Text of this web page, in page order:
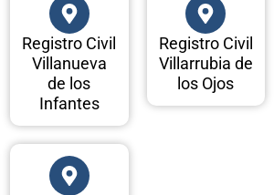
Registro Civil
Villanueva
de los
Infantes
Registro Civil
Villarrubia de
los Ojos